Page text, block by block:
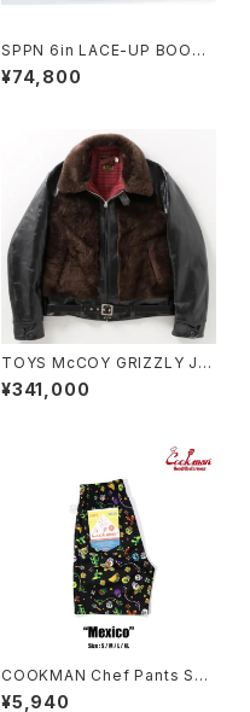
SPPN 6in LACE-UP BOOTS
BLACK x IVORY TUMAZ
¥74,800
TOYS McCOY GRIZZLY JA
CKET
¥341,000
COOKMAN Chef Pants Sho
rt Mexico
¥5,940